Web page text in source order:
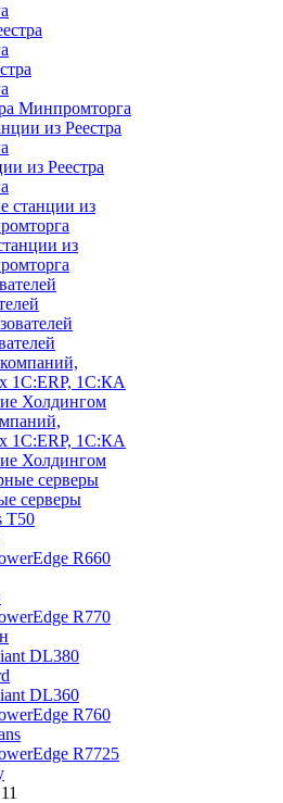
Минпромторга
из Реестра
из
1C:ERP, 1С:КА
Холдингом
серверы
T50
R660
R770
DL380
DL360
R760
R7725